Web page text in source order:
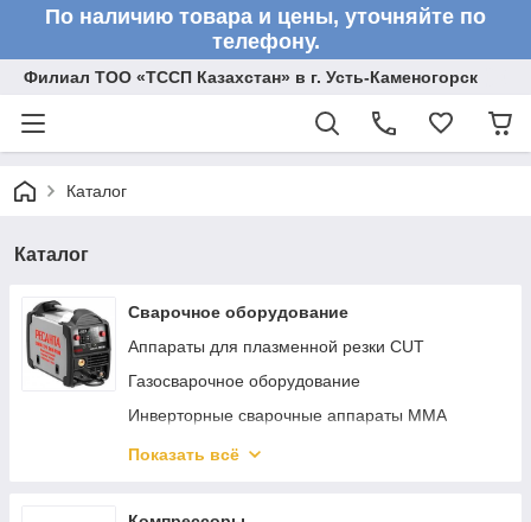
По наличию товара и цены, уточняйте по
телефону.
Филиал ТОО «ТССП Казахстан» в г. Усть-Каменогорск
Каталог
Каталог
Сварочное оборудование
Аппараты для плазменной резки CUT
Газосварочное оборудование
Инверторные сварочные аппараты ММА
Сварочные полуавтоматы MIG/MAG
Показать всё